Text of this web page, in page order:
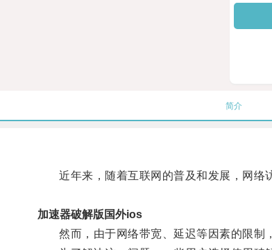
简介
近年来，随着互联网的普及和发展，网络
加速器破解版国外ios
然而，由于网络带宽、延迟等因素的限制